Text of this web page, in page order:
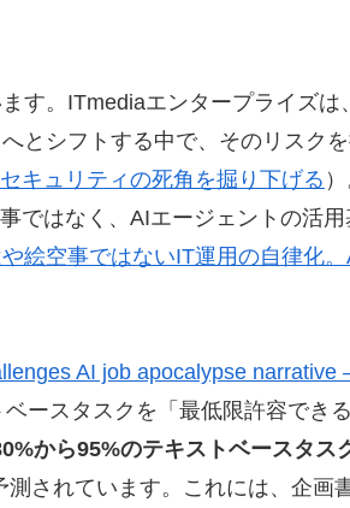
す。ITmediaエンタープライズは
とシフトする中で、そのリスク
キュリティの死角を掘り下げる
ではなく、AIエージェントの活
や絵空事ではないIT運用の自律化
AI job apocalypse narrative
ースタスクを「最低限許容でき
から95%のテキストベースタス
測されています。これには、企画